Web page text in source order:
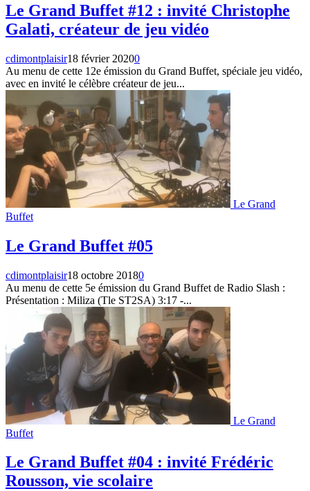
Le Grand Buffet #12 : invité Christophe
Galati, créateur de jeu vidéo
cdimontplaisir18 février 20200
Au menu de cette 12e émission du Grand Buffet, spéciale jeu vidéo,
avec en invité le célèbre créateur de jeu...
Le Grand
Buffet
Le Grand Buffet #05
cdimontplaisir18 octobre 20180
Au menu de cette 5e émission du Grand Buffet de Radio Slash :
Présentation : Miliza (Tle ST2SA) 3:17 -...
Le Grand
Buffet
Le Grand Buffet #04 : invité Frédéric
Rousson, vie scolaire